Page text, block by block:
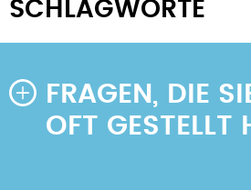
SCHLAGWORTE
FRAGEN, DIE
OFT GESTELLT